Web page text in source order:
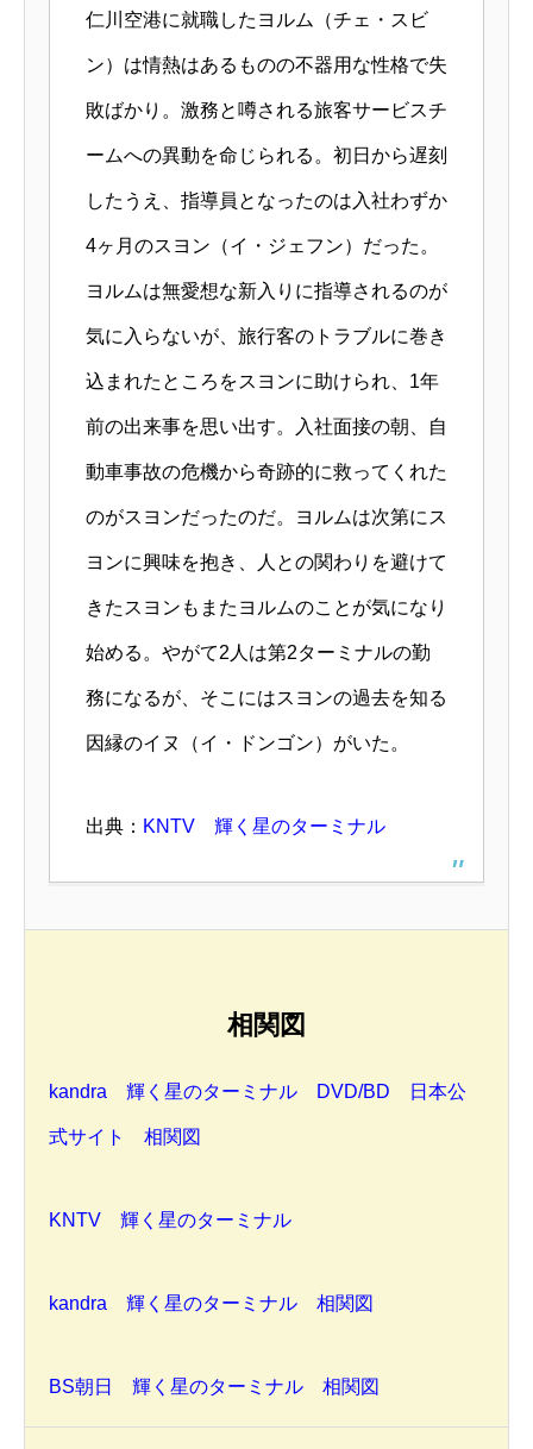
仁川空港に就職したヨルム（チェ・スビ
ン）は情熱はあるものの不器用な性格で失
敗ばかり。激務と噂される旅客サービスチ
ームへの異動を命じられる。初日から遅刻
したうえ、指導員となったのは入社わずか
4ヶ月のスヨン（イ・ジェフン）だった。
ヨルムは無愛想な新入りに指導されるのが
気に入らないが、旅行客のトラブルに巻き
込まれたところをスヨンに助けられ、1年
前の出来事を思い出す。入社面接の朝、自
動車事故の危機から奇跡的に救ってくれた
のがスヨンだったのだ。ヨルムは次第にス
ヨンに興味を抱き、人との関わりを避けて
きたスヨンもまたヨルムのことが気になり
始める。やがて2人は第2ターミナルの勤
務になるが、そこにはスヨンの過去を知る
因縁のイヌ（イ・ドンゴン）がいた。
出典： KNTV 輝く星のターミナル
相関図
kandra 輝く星のターミナル DVD/BD 日本公
式サイト 相関図
KNTV 輝く星のターミナル
kandra 輝く星のターミナル 相関図
BS朝日 輝く星のターミナル 相関図